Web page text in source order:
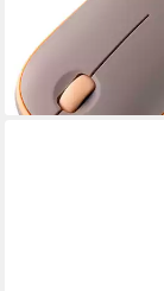
Bubble Mouse Maus
ab 18,98 €
leider ausverkauft